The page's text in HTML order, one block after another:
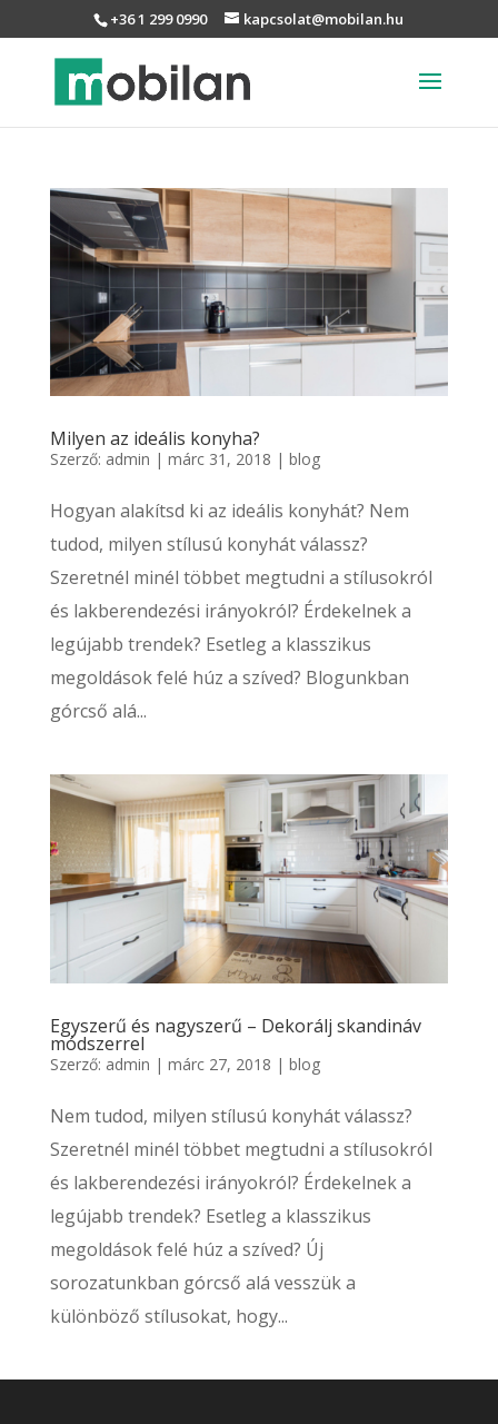
+36 1 299 0990 kapcsolat@mobilan.hu
Milyen az ideális konyha?
Szerző: admin | márc 31, 2018 | blog
Hogyan alakítsd ki az ideális konyhát? Nem
tudod, milyen stílusú konyhát válassz?
Szeretnél minél többet megtudni a stílusokról
és lakberendezési irányokról? Érdekelnek a
legújabb trendek? Esetleg a klasszikus
megoldások felé húz a szíved? Blogunkban
górcső alá...
Egyszerű és nagyszerű – Dekorálj skandináv
módszerrel
Szerző: admin | márc 27, 2018 | blog
Nem tudod, milyen stílusú konyhát válassz?
Szeretnél minél többet megtudni a stílusokról
és lakberendezési irányokról? Érdekelnek a
legújabb trendek? Esetleg a klasszikus
megoldások felé húz a szíved? Új
sorozatunkban górcső alá vesszük a
különböző stílusokat, hogy...